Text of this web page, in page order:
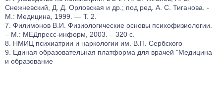
Снежневский, Д. Д. Орловская и др.; под ред. А. С. Тиганова. -
М.: Медицина, 1999. — Т. 2.
Филимонов В.И. Физиологические основы психофизиологии.
– М.: МЕДпресс-информ, 2003. – 320 с.
НМИЦ психиатрии и наркологии им. В.П. Сербского
Единая образовательная платформа для врачей "Медицина
и образование